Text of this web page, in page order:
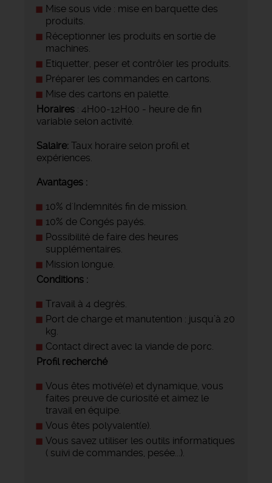
Mise sous vide : mise en barquette des
produits.
Réceptionner les produits en sortie de
machines.
Etiquetter, peser et contrôler les produits.
Préparer les commandes en cartons.
Mise des cartons en palette.
Horaires : 4H00-12H00 - heure de fin
variable selon activité.
Salaire: Taux horaire selon profil et
expériences.
Avantages :
10% d'Indemnités fin de mission.
10% de Congés payés.
Possibilité de faire des heures
supplémentaires.
Mission longue.
Conditions :
Travail à 4 degrès.
Port de charge et manutention : jusqu’à 20
kg.
Contact direct avec la viande de porc.
Profil recherché
Vous êtes motivé(e) et dynamique, vous
faites preuve de curiosité et aimez le
travail en équipe.
Vous êtes polyvalent(e).
Vous savez utiliser les outils informatiques
( suivi de commandes, pesée...).